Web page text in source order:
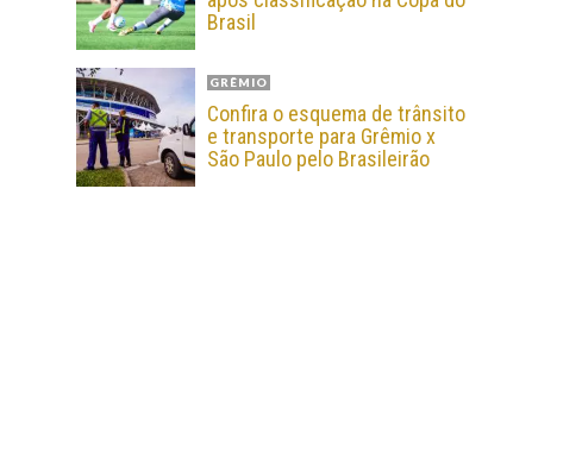
Brasil
GRÊMIO
Confira o esquema de trânsito
e transporte para Grêmio x
São Paulo pelo Brasileirão